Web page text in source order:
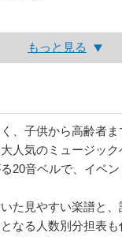
もっと見る
、子供から高齢者ま
人気のミュージッ
20音ベルで、イベ
た見やすい楽譜と
なる人数別分担表